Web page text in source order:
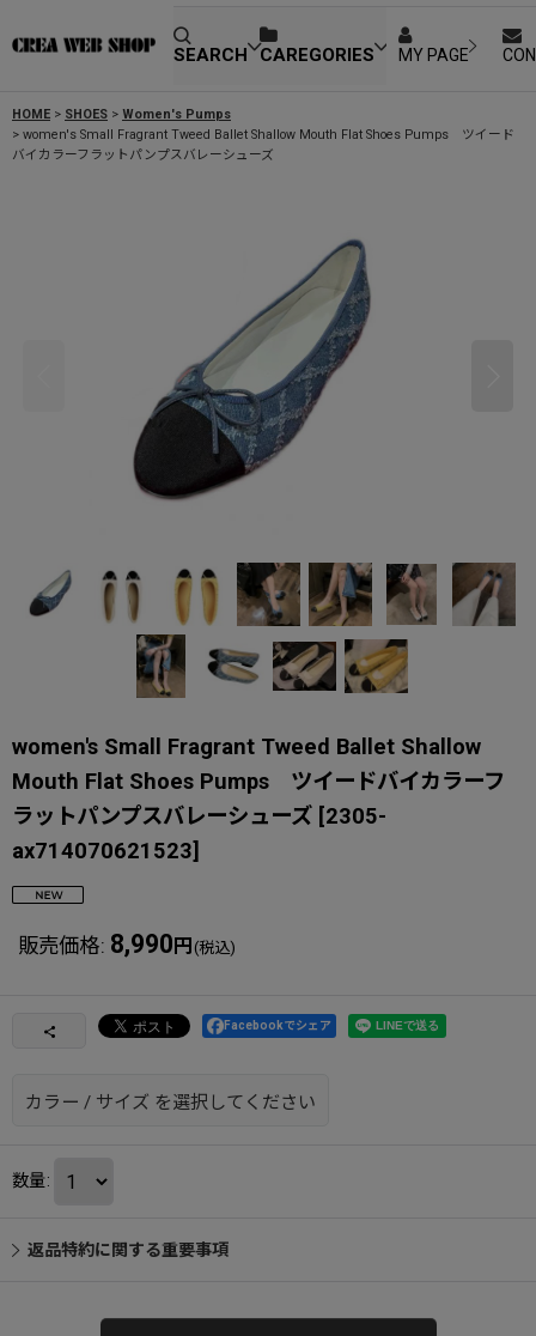
SEARCH CAREGORIES MY PAGE
HOME > SHOES > Women's Pumps
> women's Small Fragrant Tweed Ballet Shallow Mouth Flat Shoes Pumps ツイード
バイカラーフラットパンプスバレーシューズ
women's Small Fragrant Tweed Ballet Shallow
Mouth Flat Shoes Pumps ツイードバイカラーフ
ラットパンプスバレーシューズ [2305-
ax714070621523]
販売価格: 8,990 円 (税込)
Facebookでシェア
カラー / サイズ を選択してください
数量:
返品特約に関する重要事項